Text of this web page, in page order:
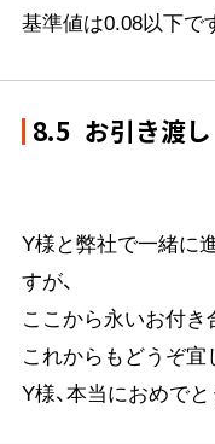
基準値は0.08以下で
8.5 お引き渡し
Y様と弊社で一緒に
すが、
ここから永いお付き
これからもどうぞ宜
Y様、本当におめで